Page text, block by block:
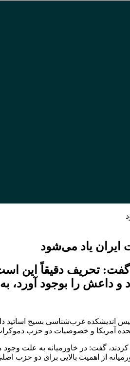
ایران یاد می‌شود
تحریف دقیقاً این
و داعش را بوجود آورد،
اندیشکده غرب‌شناسی بسیج
آمریکا و خصوصیات دو حزب
گفت: در خاورمیانه به علت
از اهمیت بالایی برای دو حزب اصلی